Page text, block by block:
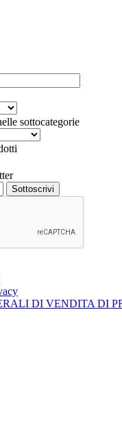
sottocategorie
Sottoscrivi
DI VENDITA DI